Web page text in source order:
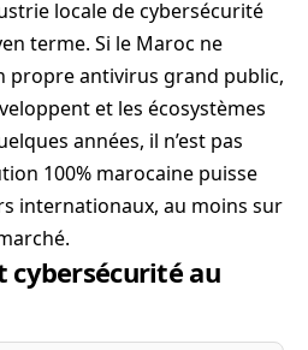
locale de cybersécurité
terme. Si le Maroc ne
propre antivirus grand public,
et les écosystèmes
années, il n’est pas
100% marocaine puisse
internationaux, au moins sur
cybersécurité au